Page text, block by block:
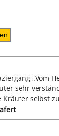
„Vom
sehr
Kräuter selbst